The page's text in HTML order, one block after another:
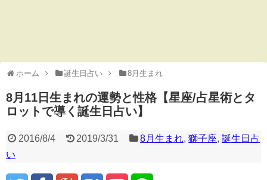
ホーム 誕生日占い 8月生まれ
8月11日生まれの運勢と性格【星座/占星術とタ
ロットで導く誕生日占い】
2016/8/4 2019/3/31 8月生まれ,獅子座,誕生日占
い